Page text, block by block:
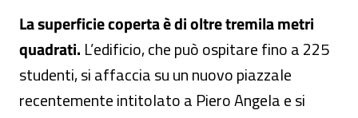
La superficie coperta è di oltre tremila metri
quadrati. L’edificio, che può ospitare fino a 225
studenti, si affaccia su un nuovo piazzale
recentemente intitolato a Piero Angela e si